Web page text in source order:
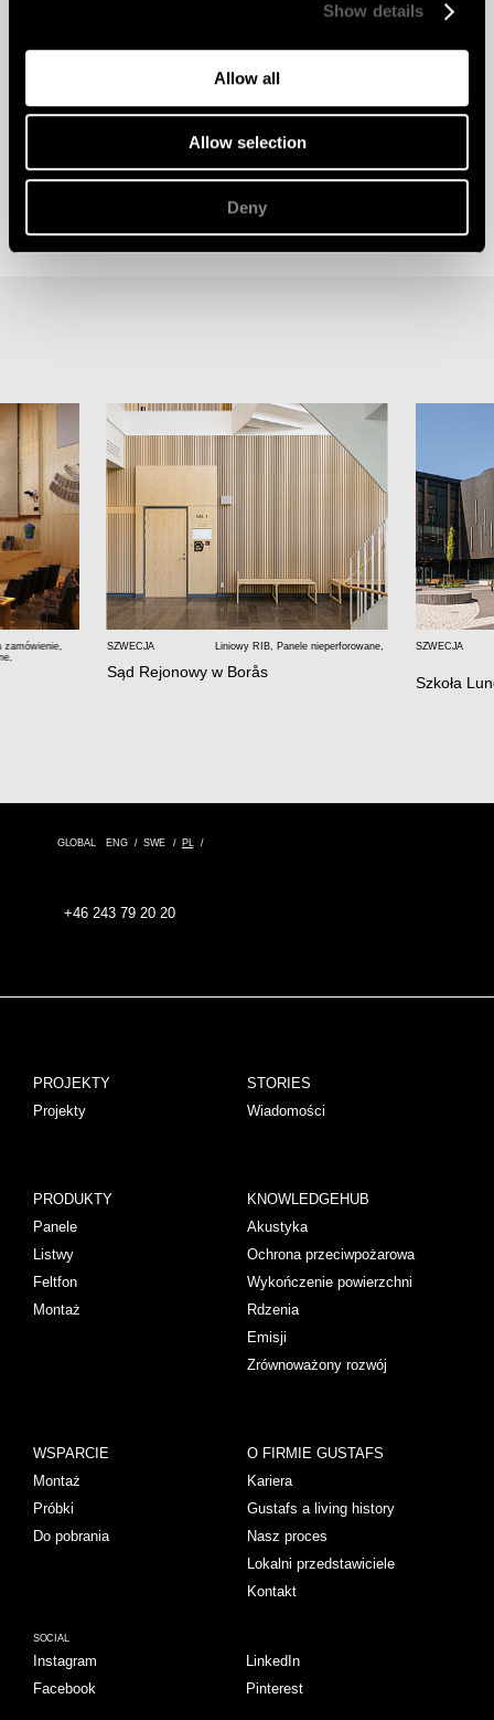
Show details
Allow all
Allow selection
Deny
zamówienie,
,
SZWECJA Liniowy RIB, Panele nieperforowane,
Sąd Rejonowy w Borås
SZWECJA
Szkoła
GLOBAL ENG SWE PL
+46 243 79 20 20
PROJEKTY
Projekty
STORIES
Wiadomości
PRODUKTY
Panele
Listwy
Feltfon
Montaż
KNOWLEDGEHUB
Akustyka
Ochrona przeciwpożarowa
Wykończenie powierzchni
Rdzenia
Emisji
Zrównoważony rozwój
WSPARCIE
Montaż
Próbki
Do pobrania
O FIRMIE GUSTAFS
Kariera
Gustafs a living history
Nasz proces
Lokalni przedstawiciele
Kontakt
SOCIAL
Instagram
Facebook
LinkedIn
Pinterest